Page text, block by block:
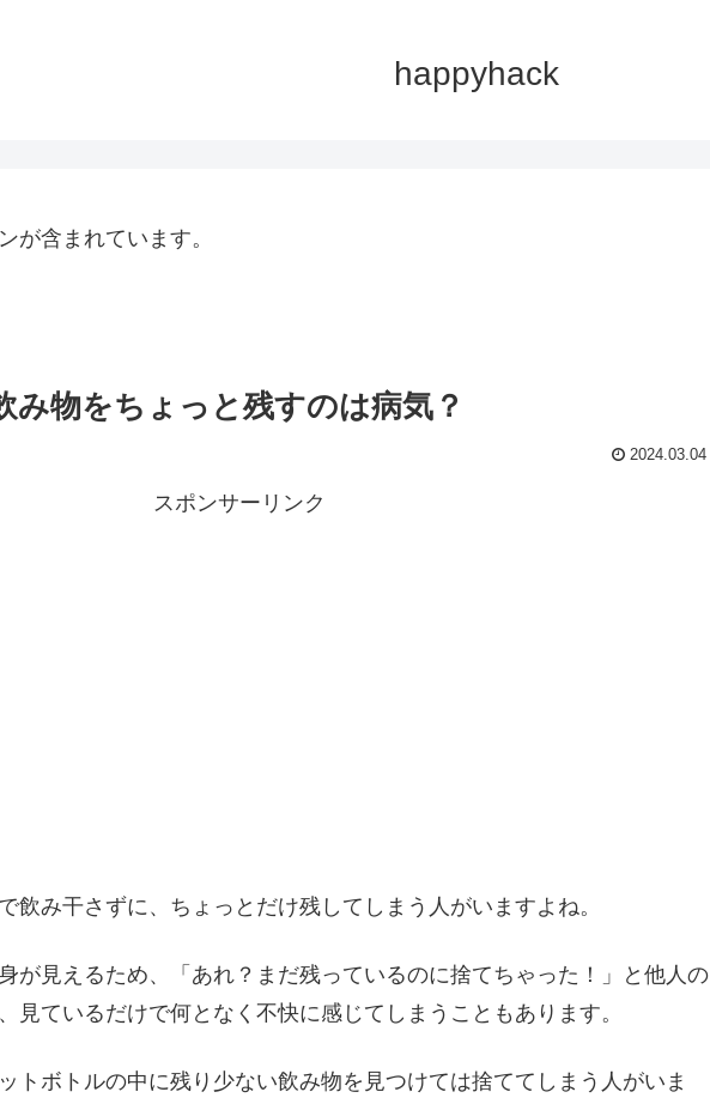
happyhack
が含まれています。
み物をちょっと残すのは病気？
2024.03.04
スポンサーリンク
飲み干さずに、ちょっとだけ残してしまう人がいますよね。
が見えるため、「あれ？まだ残っているのに捨てちゃった！」と他人の
見ているだけで何となく不快に感じてしまうこともあります。
トボトルの中に残り少ない飲み物を見つけては捨ててしまう人がいま